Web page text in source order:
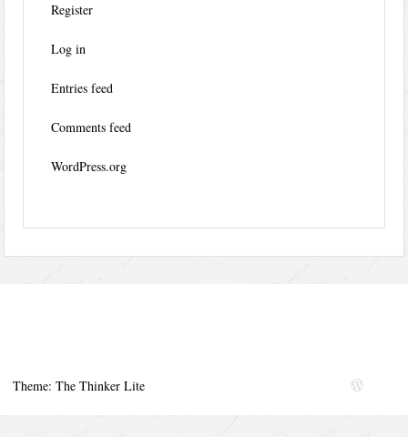
Register
Log in
Entries feed
Comments feed
WordPress.org
Theme: The Thinker Lite